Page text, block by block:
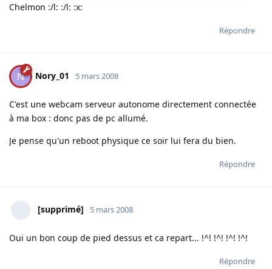
Chelmon :/l: :/l: :x:
Répondre
N Nory_01 5 mars 2008
C'est une webcam serveur autonome directement connectée
à ma box : donc pas de pc allumé.
Je pense qu'un reboot physique ce soir lui fera du bien.
Répondre
[supprimé] 5 mars 2008
Oui un bon coup de pied dessus et ca repart... !^! !^! !^! !^!
Répondre